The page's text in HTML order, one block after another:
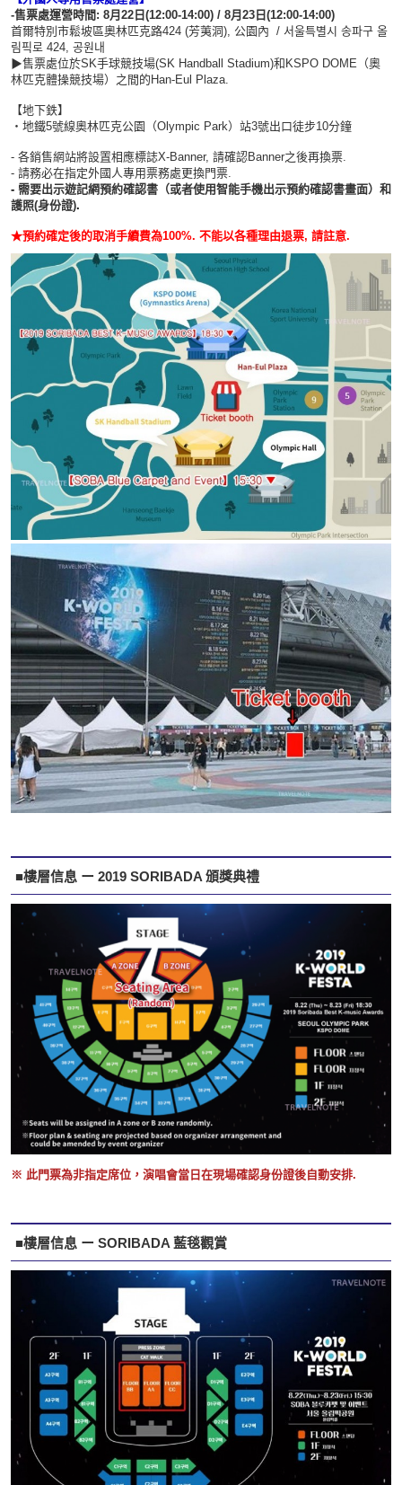
-售票處運營時間: 8月22日(12:00-14:00) / 8月23日(12:00-14:00)
首爾特別市鬆坡區奧林匹克路424 (芳荑洞), 公園內 / 서울특별시 송파구 올
림픽로 424, 공원내
▶售票處位於SK手球競技場(SK Handball Stadium)和KSPO DOME（奧
林匹克體操競技場）之間的Han-Eul Plaza.
【地下鉄】
・地鐵5號線奧林匹克公園（Olympic Park）站3號出口徒步10分鐘
- 各銷售網站將設置相應標誌X-Banner, 請確認Banner之後再換票.
- 請務必在指定外國人專用票務處更換門票.
- 需要出示遊記網預約確認書（或者使用智能手機出示預約確認書畫面）和
護照(身份證).
★預約確定後的取消手續費為100%. 不能以各種理由退票, 請註意.
■樓層信息 ー 2019 SORIBADA 頒獎典禮
※ 此門票為非指定席位，演唱會當日在現場確認身份證後自動安排.
■樓層信息 ー SORIBADA 藍毯觀賞